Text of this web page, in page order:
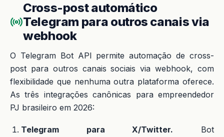
Cross-post automático
Telegram para outros canais via
webhook
O Telegram Bot API permite automação de cross-
post para outros canais sociais via webhook, com
flexibilidade que nenhuma outra plataforma oferece.
As três integrações canônicas para empreendedor
PJ brasileiro em 2026:
Telegram para X/Twitter. Bot